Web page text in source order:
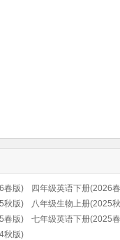
春版)
四年级英语下册(2026
秋版)
八年级生物上册(2025
春版)
七年级英语下册(2025
秋版)